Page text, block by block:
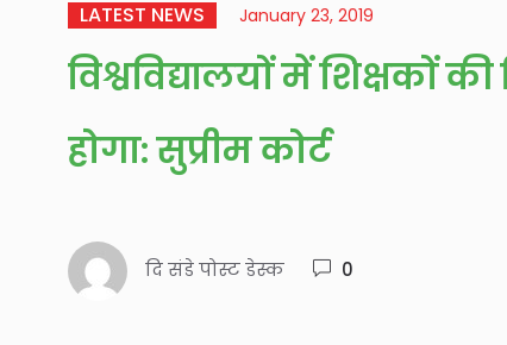
LATEST NEWS January 23, 2019
विश्वविद्यालयों में शिक्षकों
होगा: सुप्रीम कोर्ट
दि संडे पोस्ट डेस्क 0